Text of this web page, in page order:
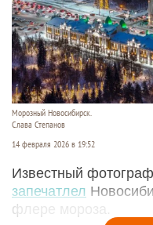
Морозный Новосибирск.
Слава Степанов
14 февраля 2026 в 19:52
Известный
запечатлел
флере мороза.